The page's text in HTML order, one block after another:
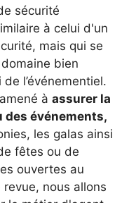
sécurité
à celui d'un
mais qui se
bien
l’événementiel.
à assurer la
des événements,
les galas ainsi
fêtes ou de
ouvertes au
nous allons